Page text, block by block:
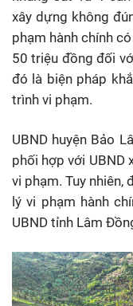
xây dựng không
phạm hành chính
50 triệu đồng đối
đó là biện pháp
trình vi phạm.
UBND huyện Bảo
phối hợp với UBND
vi phạm. Tuy nhiên,
lý vi phạm hành
UBND tỉnh Lâm